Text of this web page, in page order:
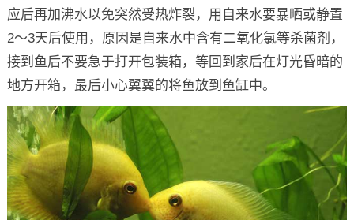
应后再加沸水以免突然受热炸裂，用自来水要暴晒或静置
2～3天后使用，原因是自来水中含有二氧化氯等杀菌剂，
接到鱼后不要急于打开包装箱，等回到家后在灯光昏暗的
地方开箱，最后小心翼翼的将鱼放到鱼缸中。